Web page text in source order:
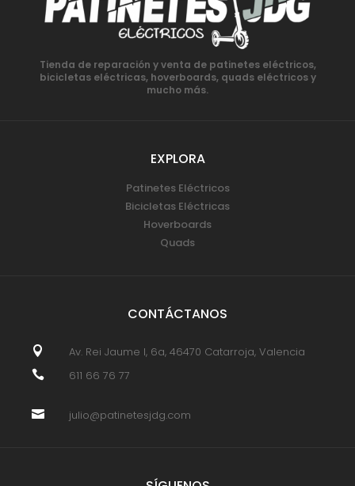
Tienda de reparación y venta de patinetes eléctricos,
bicicletas eléctricas, hoverboards, quads eléctricos y
mucho más.
EXPLORA
Patinetes Eléctricos
Bicicletas Eléctricas
Hoverboards
Quads
CONTÁCTANOS
 Av. Rei Jaume I, 6a, 46470 Catarroja, Valencia
 611 66 76 77
 julio@patinetesjdg.com